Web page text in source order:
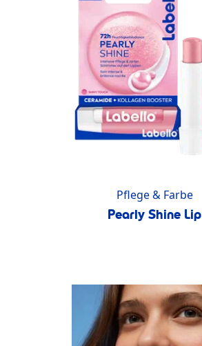
Pflege & Farbe
Pearly Shine Lip